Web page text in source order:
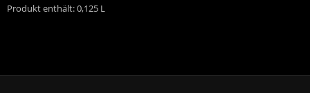
Produkt enthält: 0,125 L